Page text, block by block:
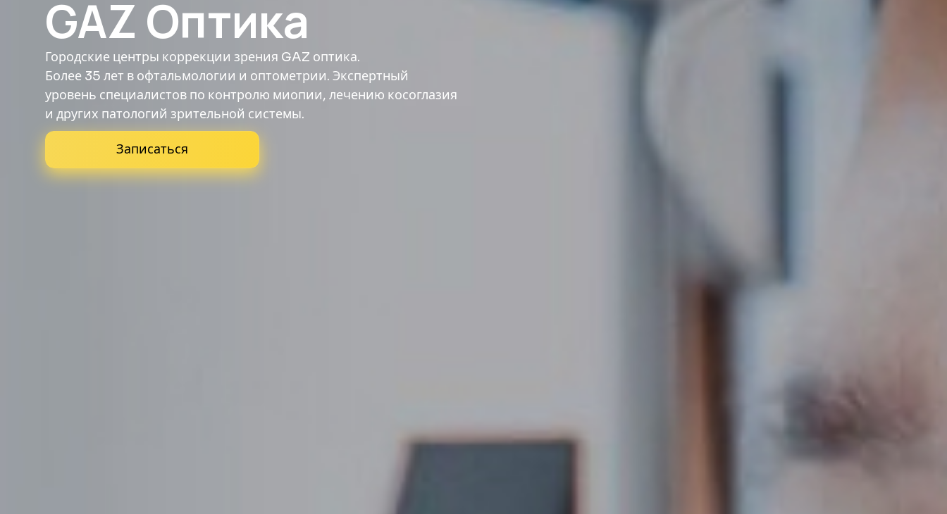
GAZ Оптика
Городские центры коррекции зрения GAZ оптика.
Более 35 лет в офтальмологии и оптометрии. Экспертный
уровень специалистов по контролю миопии, лечению косоглазия
и других патологий зрительной системы.
Записаться